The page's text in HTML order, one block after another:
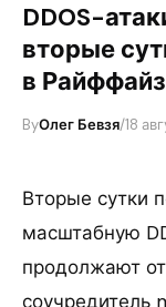
DDOS-
вторые
в
ByОлег Бевзя/18
Вторые сутки
масштабную
продолжают
соучредитель